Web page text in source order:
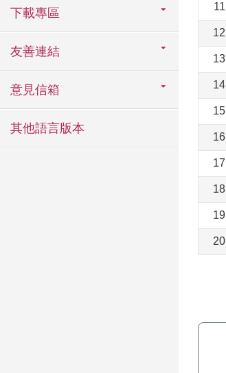
下載專區
友善連結
意見信箱
其他語言版本
11
12
13
14
15
16
17
18
19
20